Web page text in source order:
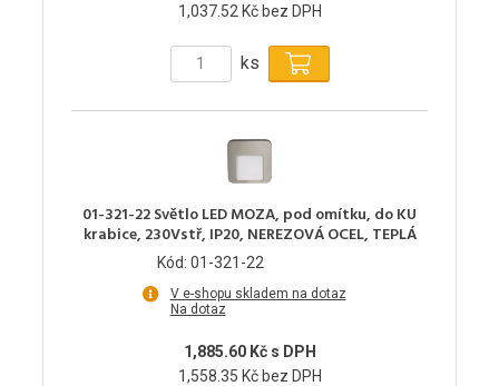
1,037.52 Kč bez DPH
ks
01-321-22 Světlo LED MOZA, pod omítku, do KU
krabice, 230Vstř, IP20, NEREZOVÁ OCEL, TEPLÁ
Kód: 01-321-22
V e-shopu skladem na dotaz
Na dotaz
1,885.60 Kč s DPH
1,558.35 Kč bez DPH